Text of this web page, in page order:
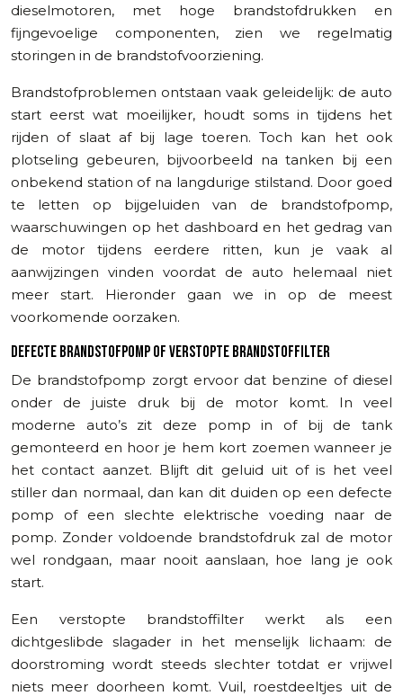
dieselmotoren, met hoge brandstofdrukken en
fijngevoelige componenten, zien we regelmatig
storingen in de brandstofvoorziening.
Brandstofproblemen ontstaan vaak geleidelijk: de auto
start eerst wat moeilijker, houdt soms in tijdens het
rijden of slaat af bij lage toeren. Toch kan het ook
plotseling gebeuren, bijvoorbeeld na tanken bij een
onbekend station of na langdurige stilstand. Door goed
te letten op bijgeluiden van de brandstofpomp,
waarschuwingen op het dashboard en het gedrag van
de motor tijdens eerdere ritten, kun je vaak al
aanwijzingen vinden voordat de auto helemaal niet
meer start. Hieronder gaan we in op de meest
voorkomende oorzaken.
DEFECTE BRANDSTOFPOMP OF VERSTOPTE BRANDSTOFFILTER
De brandstofpomp zorgt ervoor dat benzine of diesel
onder de juiste druk bij de motor komt. In veel
moderne auto’s zit deze pomp in of bij de tank
gemonteerd en hoor je hem kort zoemen wanneer je
het contact aanzet. Blijft dit geluid uit of is het veel
stiller dan normaal, dan kan dit duiden op een defecte
pomp of een slechte elektrische voeding naar de
pomp. Zonder voldoende brandstofdruk zal de motor
wel rondgaan, maar nooit aanslaan, hoe lang je ook
start.
Een verstopte brandstoffilter werkt als een
dichtgeslibde slagader in het menselijk lichaam: de
doorstroming wordt steeds slechter totdat er vrijwel
niets meer doorheen komt. Vuil, roestdeeltjes uit de